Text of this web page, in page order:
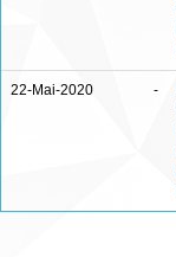
22-Mai-2020 -